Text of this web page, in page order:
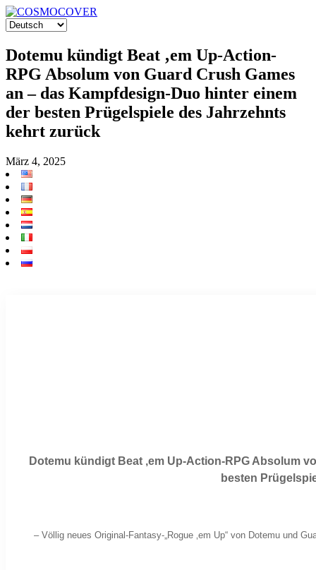
Dotemu kündigt Beat ‚em Up-Action-
RPG Absolum von Guard Crush Games
an – das Kampfdesign-Duo hinter einem
der besten Prügelspiele des Jahrzehnts
kehrt zurück
März 4, 2025
Dotemu kündigt Beat ‚em Up-Action-RPG Absolum
besten
– Völlig neues Original-Fantasy- Rogue ‚em Up“ von Dotemu und